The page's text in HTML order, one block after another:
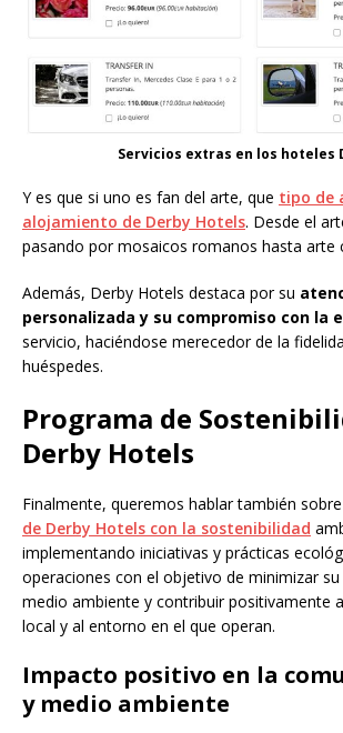
Servicios extras en los hoteles
Y es que si uno es fan del arte, que tipo de
alojamiento de Derby Hotels. Desde el
pasando por mosaicos romanos hasta arte
Además, Derby Hotels destaca por su
personalizada y su compromiso con la
servicio, haciéndose merecedor de la
huéspedes.
Programa de
Derby Hotels
Finalmente, queremos hablar también
de Derby Hotels con la sostenibilidad
implementando iniciativas y prácticas
operaciones con el objetivo de minimizar
medio ambiente y contribuir positivamente
local y al entorno en el que operan.
Impacto positivo en la
y medio ambiente